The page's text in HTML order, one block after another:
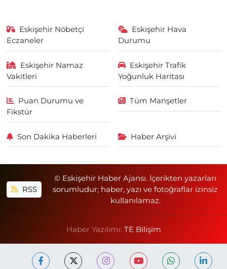
Eskişehir Nöbetçi
Eczaneler
Eskişehir Hava
Durumu
Eskişehir Namaz
Vakitleri
Eskişehir Trafik
Yoğunluk Haritası
Puan Durumu ve
Fikstür
Tüm Manşetler
Son Dakika Haberleri Haber Arşivi
RSS
© Eskişehir Haber Ajansı. İçerikten yazarları
sorumludur; haber, yazı ve fotoğraflar izinsiz
kullanılamaz.
Haber Yazılımı: TE Bilişim